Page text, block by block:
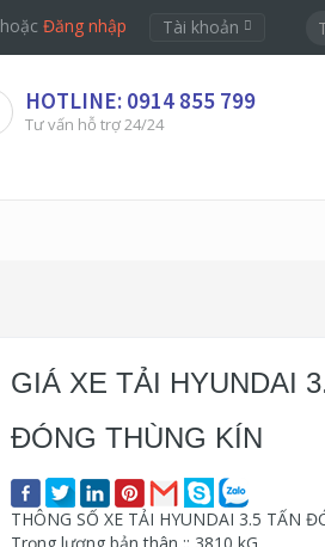
hoặcĐăng nhập Tài khoản
HOTLINE: 0914 855 799
Tư vấn hỗ trợ 24/24
GIÁ XE TẢI HYUNDAI
ĐÓNG THÙNG KÍN
THÔNG SỐ XE TẢI HYUNDAI 3.5 TẤN